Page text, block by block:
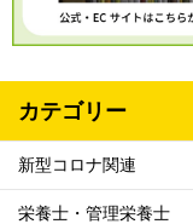
カテゴリー
新型コロナ関連
栄養士・管理栄養士